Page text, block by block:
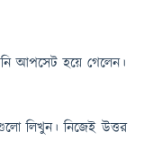
আপসেট হয়ে গেলেন।
লিখুন। নিজেই উত্তর